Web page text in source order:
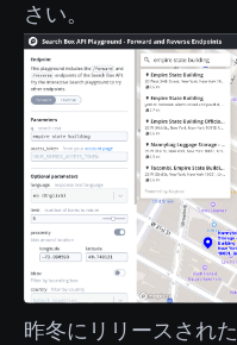
さい。
昨冬にリリースされた